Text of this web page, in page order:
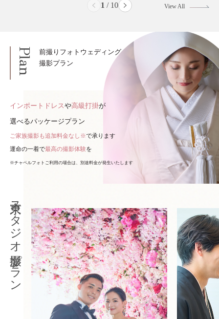
2 / 10 View All
Plan
前撮りフォトウェディング
撮影プラン
インポートドレスや高級打掛が
選べるパッケージプラン
ご家族撮影も追加料金なし※で承ります
運命の一着で最高の撮影体験を
※チャペルフォトご利用の場合は、別途料金が発生いたします
東京スタジオ撮影プラン